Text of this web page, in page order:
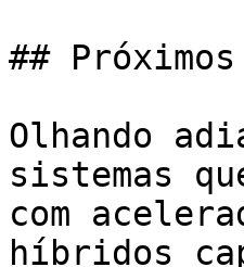
##
Olhando
sistemas
com
híbridos